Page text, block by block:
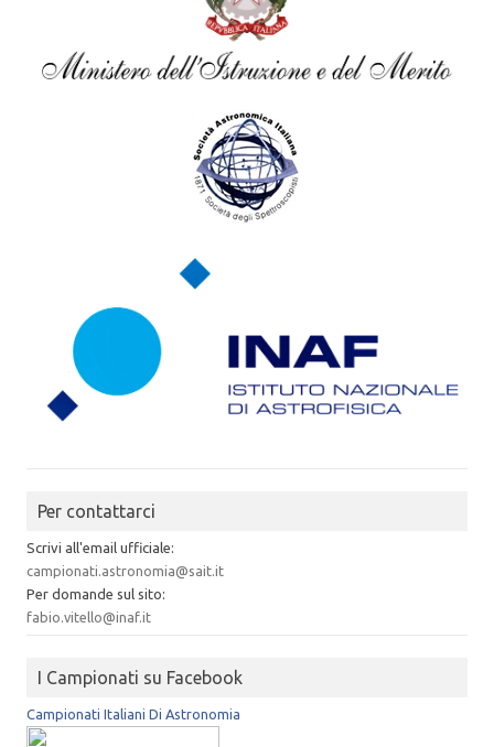
Per contattarci
Scrivi all'email ufficiale:
campionati.astronomia@sait.it
Per domande sul sito:
fabio.vitello@inaf.it
I Campionati su Facebook
Campionati Italiani Di Astronomia